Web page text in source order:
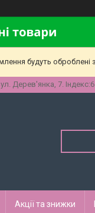
будуть
Дерев'янка, 7.
Акції та знижки